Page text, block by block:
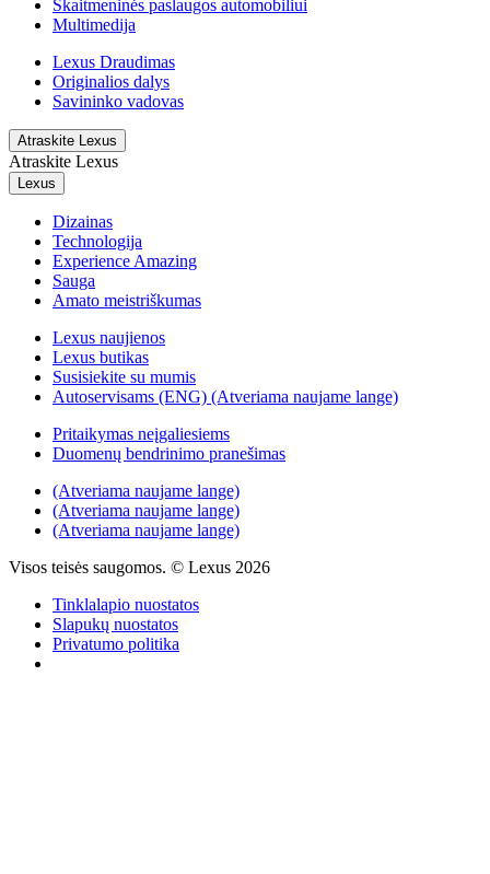
Skaitmeninės paslaugos automobiliui
Multimedija
Lexus Draudimas
Originalios dalys
Savininko vadovas
Atraskite Lexus
Atraskite Lexus
Lexus
Dizainas
Technologija
Experience Amazing
Sauga
Amato meistriškumas
Lexus naujienos
Lexus butikas
Susisiekite su mumis
Autoservisams (ENG) (Atveriama naujame lange)
Pritaikymas neįgaliesiems
Duomenų bendrinimo pranešimas
(Atveriama naujame lange)
(Atveriama naujame lange)
(Atveriama naujame lange)
Visos teisės saugomos. © Lexus 2026
Tinklalapio nuostatos
Slapukų nuostatos
Privatumo politika